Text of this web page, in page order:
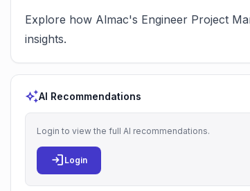
Explore how Almac's Engineer Project
insights.
auto_awesomeAI Recommendations
Login to view the full AI recommendations.
login Login